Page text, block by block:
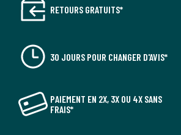
RETOURS GRATUITS*
30 JOURS POUR CHANGER D'AVIS*
PAIEMENT EN 2X, 3X OU 4X SANS
FRAIS*